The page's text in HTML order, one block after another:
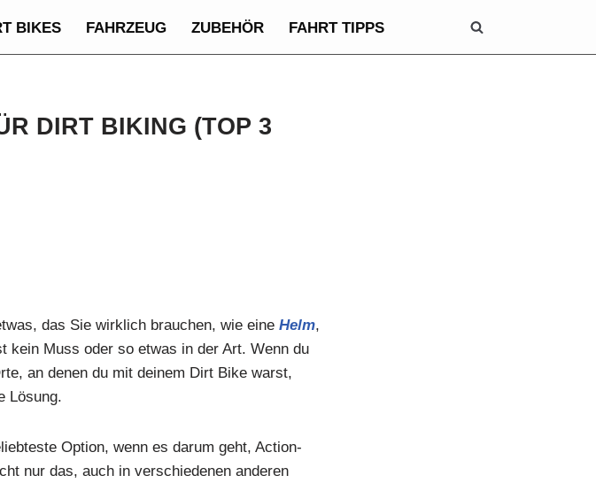
BIKES FAHRZEUG ZUBEHÖR FAHRT TIPPS
DIRT BIKING (TOP 3
das Sie wirklich brauchen, wie eine Helm,
kein Muss oder so etwas in der Art. Wenn du
an denen du mit deinem Dirt Bike warst,
Lösung.
Option, wenn es darum geht, Action-
nur das, auch in verschiedenen anderen